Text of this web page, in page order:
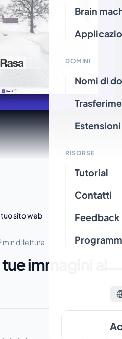
Brain
DOMINI
Nomi di
Estensioni
RISORSE
Tutorial
Contatti
Feedback
tuo sito web
min di lettura
immagini al